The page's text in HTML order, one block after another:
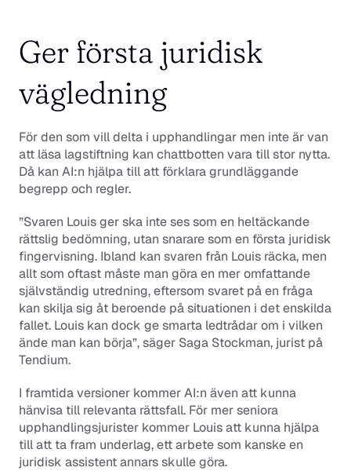
Ger första juridisk
vägledning
För den som vill delta i upphandlingar men inte är van
att läsa lagstiftning kan chattbotten vara till stor nytta.
Då kan AI:n hjälpa till att förklara grundläggande
begrepp och regler.
”Svaren Louis ger ska inte ses som en heltäckande
rättslig bedömning, utan snarare som en första juridisk
fingervisning. Ibland kan svaren från Louis räcka, men
allt som oftast måste man göra en mer omfattande
självständig utredning, eftersom svaret på en fråga
kan skilja sig åt beroende på situationen i det enskilda
fallet. Louis kan dock ge smarta ledtrådar om i vilken
ände man kan börja”, säger Saga Stockman, jurist på
Tendium.
I framtida versioner kommer AI:n även att kunna
hänvisa till relevanta rättsfall. För mer seniora
upphandlingsjurister kommer Louis att kunna hjälpa
till att ta fram underlag, ett arbete som kanske en
juridisk assistent annars skulle göra.